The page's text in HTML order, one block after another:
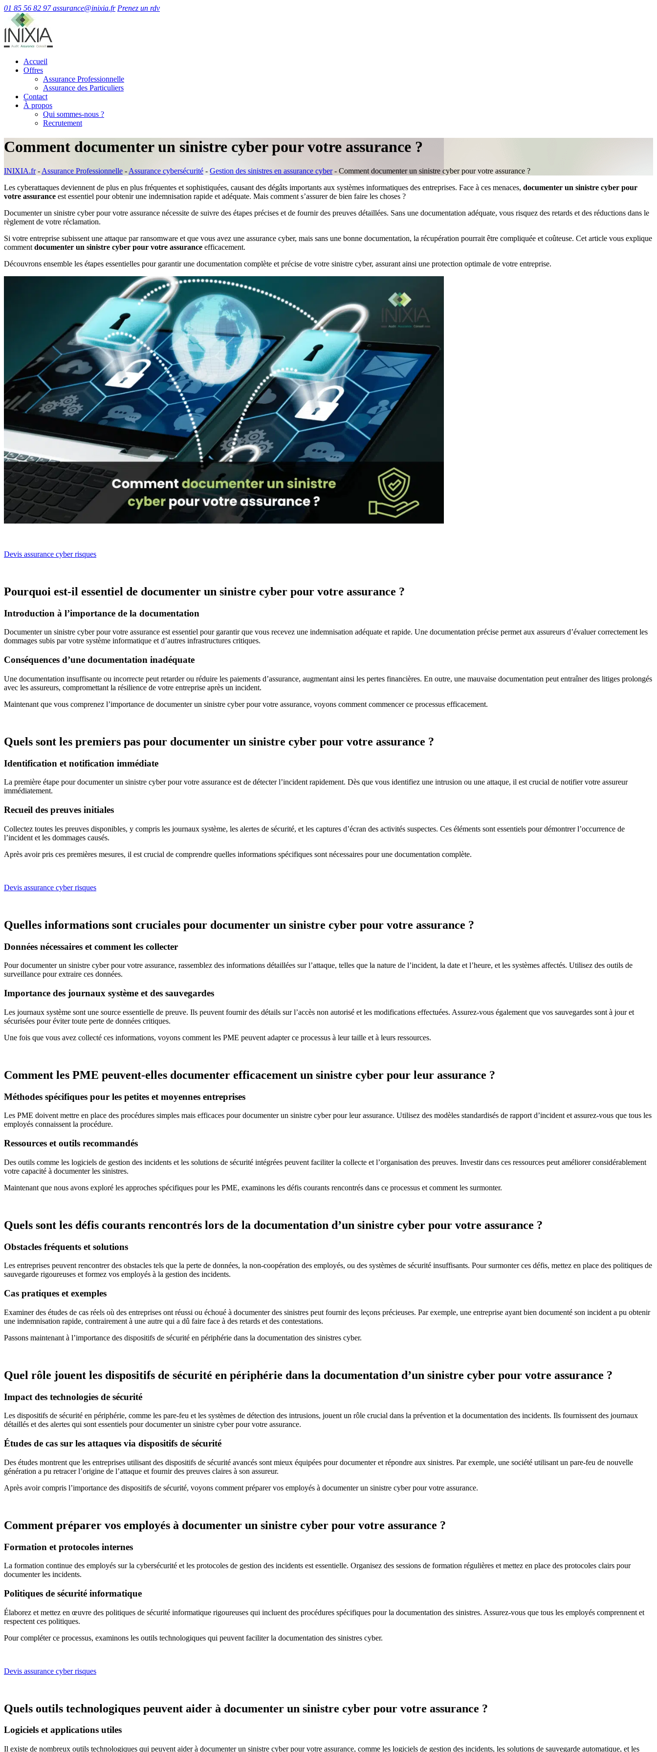
01 85 56 82 97 assurance@inixia.fr Prenez un rdv
Accueil
Offres
Assurance Professionnelle
Assurance des Particuliers
Contact
À propos
Qui sommes-nous ?
Recrutement
Comment documenter un sinistre cyber pour votre assurance ?
INIXIA.fr- Assurance Professionnelle - Assurance cybersécurité - Gestion des sinistres en assurance cyber- Comment documenter un sinistre cyber pour votre assurance ?
Les cyberattaques deviennent de plus en plus fréquentes et sophistiquées, causant des dégâts importants aux systèmes informatiques des entreprises. Face à ces menaces, documenter un sinistre cyber pour
votre assurance est essentiel pour obtenir une indemnisation rapide et adéquate. Mais comment s’assurer de bien faire les choses ?
Documenter un sinistre cyber pour votre assurance nécessite de suivre des étapes précises et de fournir des preuves détaillées. Sans une documentation adéquate, vous risquez des retards et des réductions dans le
règlement de votre réclamation.
Si votre entreprise subissent une attaque par ransomware et que vous avez une assurance cyber, mais sans une bonne documentation, la récupération pourrait être compliquée et coûteuse. Cet article vous explique
comment documenter un sinistre cyber pour votre assurance efficacement.
Découvrons ensemble les étapes essentielles pour garantir une documentation complète et précise de votre sinistre cyber, assurant ainsi une protection optimale de votre entreprise.
Devis assurance cyber risques
Pourquoi est-il essentiel de documenter un sinistre cyber pour votre assurance ?
Introduction à l’importance de la documentation
Documenter un sinistre cyber pour votre assurance est essentiel pour garantir que vous recevez une indemnisation adéquate et rapide. Une documentation précise permet aux assureurs d’évaluer correctement les
dommages subis par votre système informatique et d’autres infrastructures critiques.
Conséquences d’une documentation inadéquate
Une documentation insuffisante ou incorrecte peut retarder ou réduire les paiements d’assurance, augmentant ainsi les pertes financières. En outre, une mauvaise documentation peut entraîner des litiges prolongés
avec les assureurs, compromettant la résilience de votre entreprise après un incident.
Maintenant que vous comprenez l’importance de documenter un sinistre cyber pour votre assurance, voyons comment commencer ce processus efficacement.
Quels sont les premiers pas pour documenter un sinistre cyber pour votre assurance ?
Identification et notification immédiate
La première étape pour documenter un sinistre cyber pour votre assurance est de détecter l’incident rapidement. Dès que vous identifiez une intrusion ou une attaque, il est crucial de notifier votre assureur
immédiatement.
Recueil des preuves initiales
Collectez toutes les preuves disponibles, y compris les journaux système, les alertes de sécurité, et les captures d’écran des activités suspectes. Ces éléments sont essentiels pour démontrer l’occurrence de
l’incident et les dommages causés.
Après avoir pris ces premières mesures, il est crucial de comprendre quelles informations spécifiques sont nécessaires pour une documentation complète.
Devis assurance cyber risques
Quelles informations sont cruciales pour documenter un sinistre cyber pour votre assurance ?
Données nécessaires et comment les collecter
Pour documenter un sinistre cyber pour votre assurance, rassemblez des informations détaillées sur l’attaque, telles que la nature de l’incident, la date et l’heure, et les systèmes affectés. Utilisez des outils de
surveillance pour extraire ces données.
Importance des journaux système et des sauvegardes
Les journaux système sont une source essentielle de preuve. Ils peuvent fournir des détails sur l’accès non autorisé et les modifications effectuées. Assurez-vous également que vos sauvegardes sont à jour et
sécurisées pour éviter toute perte de données critiques.
Une fois que vous avez collecté ces informations, voyons comment les PME peuvent adapter ce processus à leur taille et à leurs ressources.
Comment les PME peuvent-elles documenter efficacement un sinistre cyber pour leur assurance ?
Méthodes spécifiques pour les petites et moyennes entreprises
Les PME doivent mettre en place des procédures simples mais efficaces pour documenter un sinistre cyber pour leur assurance. Utilisez des modèles standardisés de rapport d’incident et assurez-vous que tous les
employés connaissent la procédure.
Ressources et outils recommandés
Des outils comme les logiciels de gestion des incidents et les solutions de sécurité intégrées peuvent faciliter la collecte et l’organisation des preuves. Investir dans ces ressources peut améliorer considérablement
votre capacité à documenter les sinistres.
Maintenant que nous avons exploré les approches spécifiques pour les PME, examinons les défis courants rencontrés dans ce processus et comment les surmonter.
Quels sont les défis courants rencontrés lors de la documentation d’un sinistre cyber pour votre assurance ?
Obstacles fréquents et solutions
Les entreprises peuvent rencontrer des obstacles tels que la perte de données, la non-coopération des employés, ou des systèmes de sécurité insuffisants. Pour surmonter ces défis, mettez en place des politiques de
sauvegarde rigoureuses et formez vos employés à la gestion des incidents.
Cas pratiques et exemples
Examiner des études de cas réels où des entreprises ont réussi ou échoué à documenter des sinistres peut fournir des leçons précieuses. Par exemple, une entreprise ayant bien documenté son incident a pu obtenir
une indemnisation rapide, contrairement à une autre qui a dû faire face à des retards et des contestations.
Passons maintenant à l’importance des dispositifs de sécurité en périphérie dans la documentation des sinistres cyber.
Quel rôle jouent les dispositifs de sécurité en périphérie dans la documentation d’un sinistre cyber pour votre assurance ?
Impact des technologies de sécurité
Les dispositifs de sécurité en périphérie, comme les pare-feu et les systèmes de détection des intrusions, jouent un rôle crucial dans la prévention et la documentation des incidents. Ils fournissent des journaux
détaillés et des alertes qui sont essentiels pour documenter un sinistre cyber pour votre assurance.
Études de cas sur les attaques via dispositifs de sécurité
Des études montrent que les entreprises utilisant des dispositifs de sécurité avancés sont mieux équipées pour documenter et répondre aux sinistres. Par exemple, une société utilisant un pare-feu de nouvelle
génération a pu retracer l’origine de l’attaque et fournir des preuves claires à son assureur.
Après avoir compris l’importance des dispositifs de sécurité, voyons comment préparer vos employés à documenter un sinistre cyber pour votre assurance.
Comment préparer vos employés à documenter un sinistre cyber pour votre assurance ?
Formation et protocoles internes
La formation continue des employés sur la cybersécurité et les protocoles de gestion des incidents est essentielle. Organisez des sessions de formation régulières et mettez en place des protocoles clairs pour
documenter les incidents.
Politiques de sécurité informatique
Élaborez et mettez en œuvre des politiques de sécurité informatique rigoureuses qui incluent des procédures spécifiques pour la documentation des sinistres. Assurez-vous que tous les employés comprennent et
respectent ces politiques.
Pour compléter ce processus, examinons les outils technologiques qui peuvent faciliter la documentation des sinistres cyber.
Devis assurance cyber risques
Quels outils technologiques peuvent aider à documenter un sinistre cyber pour votre assurance ?
Logiciels et applications utiles
Il existe de nombreux outils technologiques qui peuvent aider à documenter un sinistre cyber pour votre assurance, comme les logiciels de gestion des incidents, les solutions de sauvegarde automatique, et les